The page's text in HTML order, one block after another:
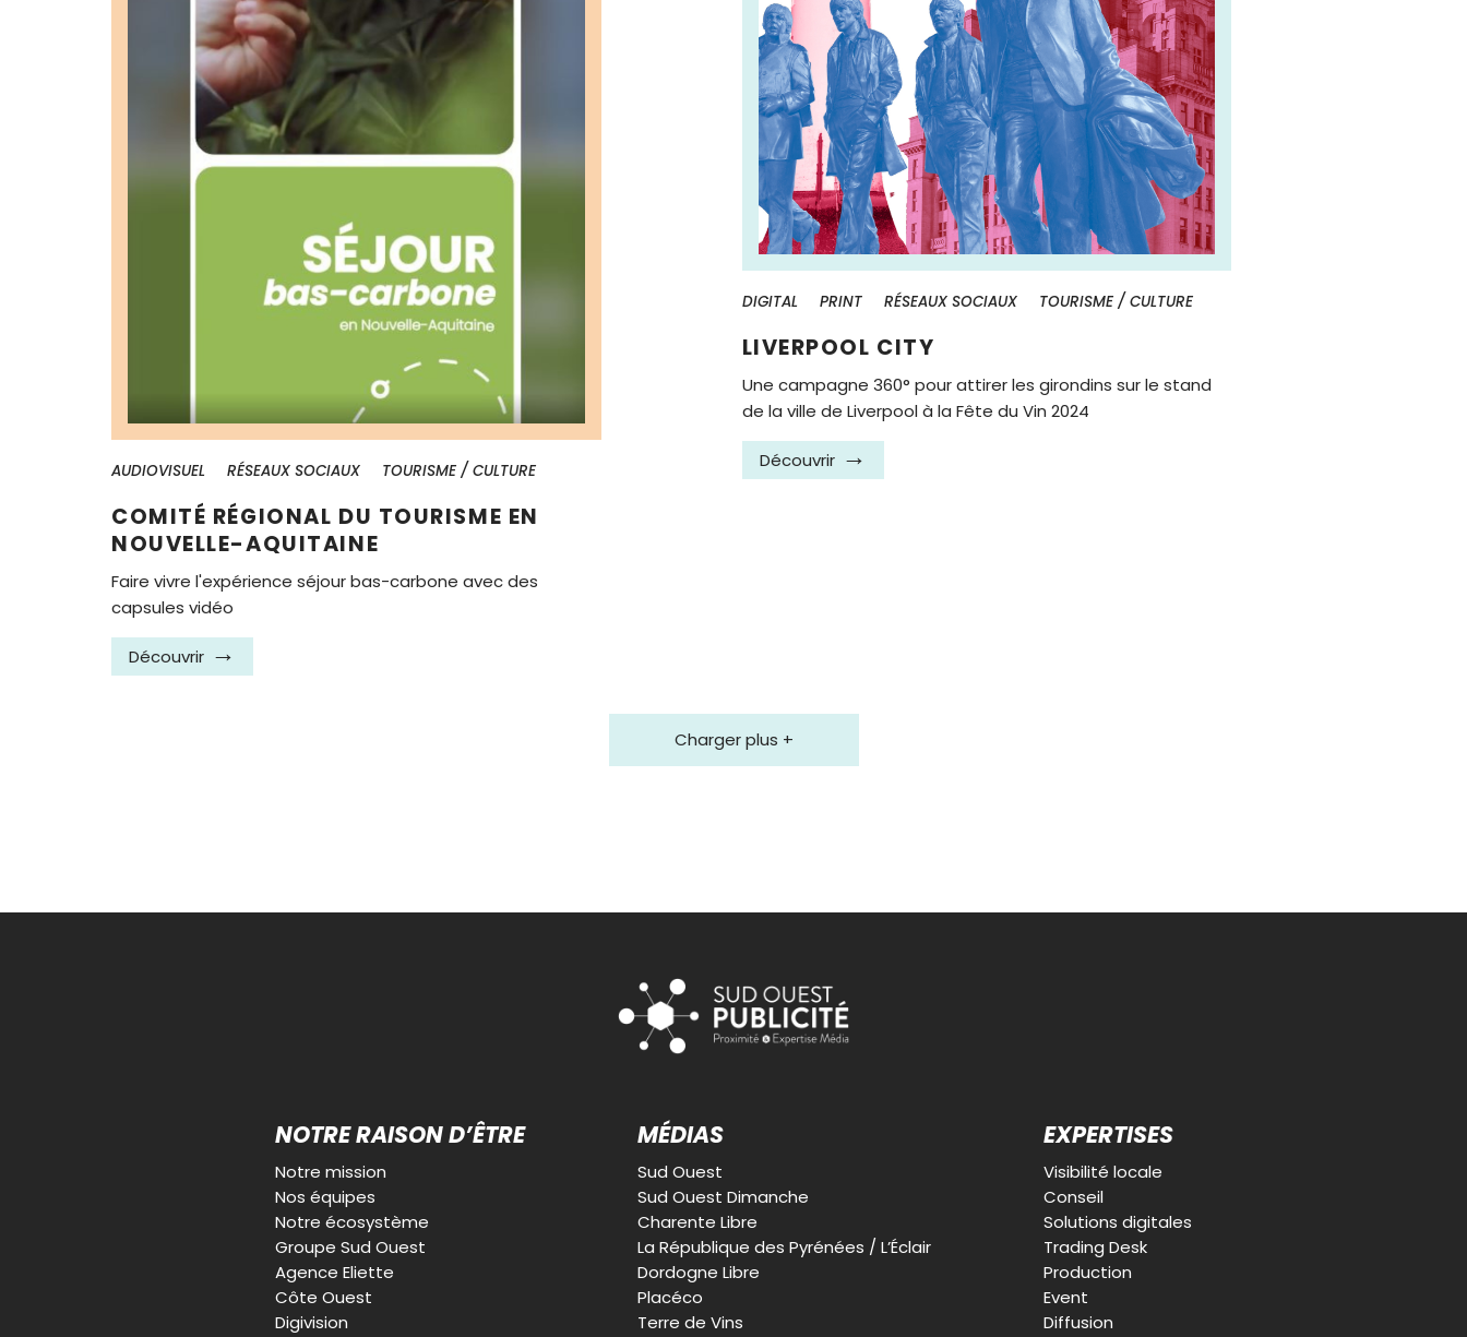
AUDIOVISUEL RÉSEAUX SOCIAUX TOURISME / CULTURE
COMITÉ RÉGIONAL DU TOURISME EN
NOUVELLE-AQUITAINE
Faire vivre l'expérience séjour bas-carbone avec des
capsules vidéo
Découvrir
DIGITAL PRINT RÉSEAUX SOCIAUX TOURISME / CULTURE
LIVERPOOL CITY
Une campagne 360° pour attirer les girondins sur le stand
de la ville de Liverpool à la Fête du Vin 2024
Découvrir
Charger plus +
NOTRE RAISON D’ÊTRE
Notre mission
Nos équipes
Notre écosystème
Groupe Sud Ouest
Agence Eliette
Côte Ouest
Digivision
MÉDIAS
Sud Ouest
Sud Ouest Dimanche
Charente Libre
La République des Pyrénées / L’Éclair
Dordogne Libre
Placéco
Terre de Vins
EXPERTISES
Visibilité locale
Conseil
Solutions digitales
Trading Desk
Production
Event
Diffusion